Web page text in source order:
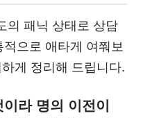
의 패닉 상태로 상담
으로 애타게 여쭤보
게 정리해 드립니다.
라 명의 이전이